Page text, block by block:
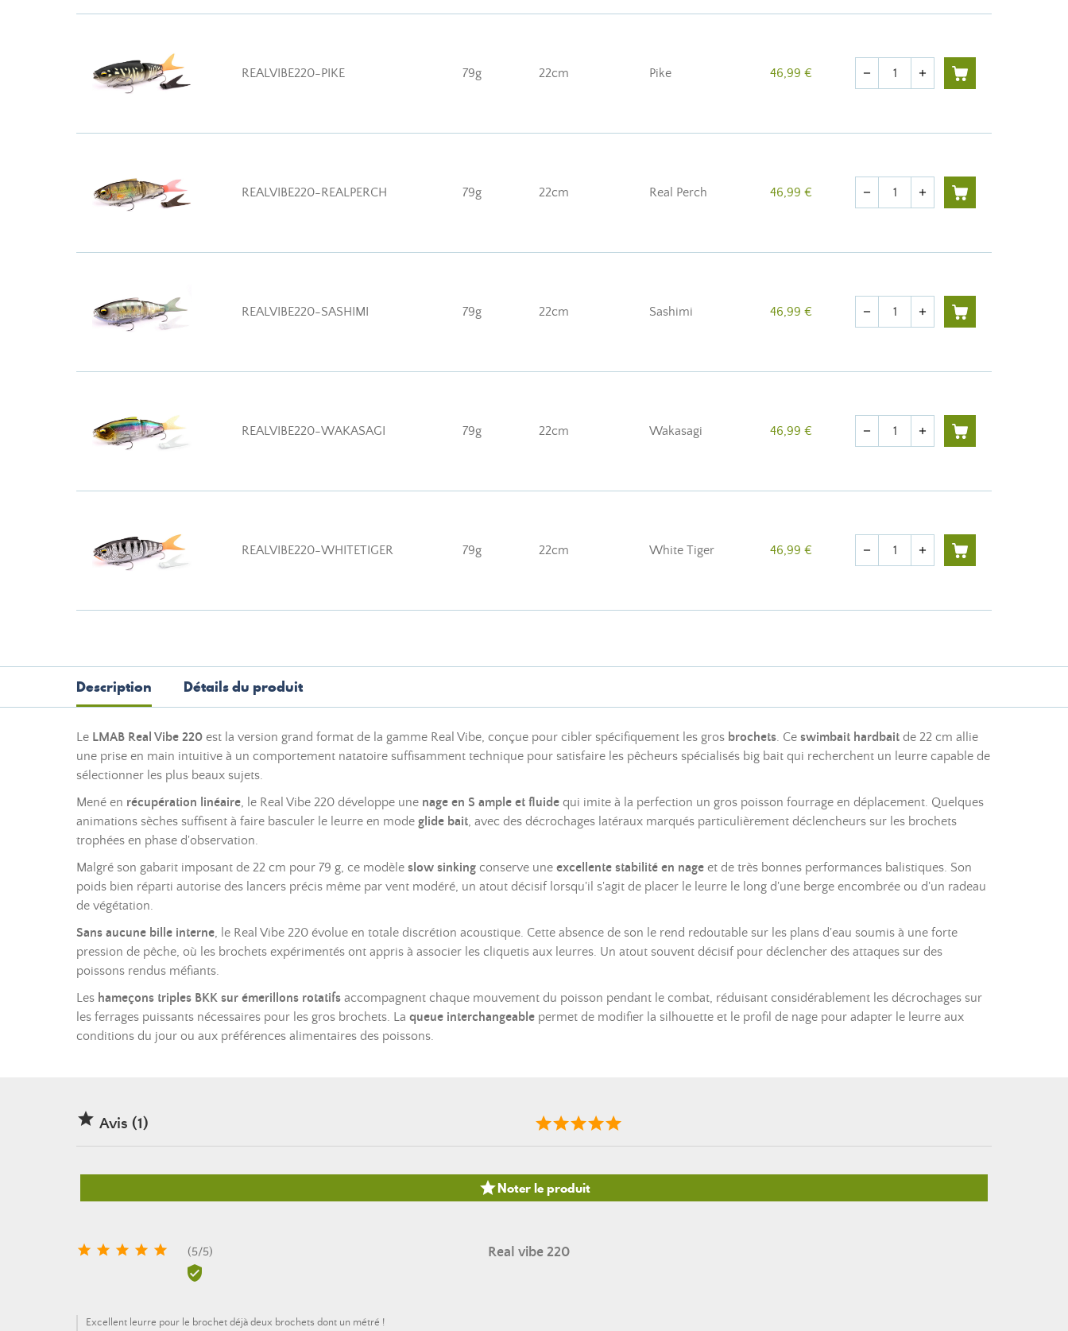
REALVIBE220-PIKE 79g 22cm Pike 46,99 € Quantité
remove add
REALVIBE220-REALPERCH 79g 22cm Real Perch 46,99 € Quantité
remove add
REALVIBE220-SASHIMI 79g 22cm Sashimi 46,99 € Quantité
remove add
REALVIBE220-WAKASAGI 79g 22cm Wakasagi 46,99 € Quantité
remove add
REALVIBE220-WHITETIGER 79g 22cm White Tiger 46,99 € Quantité
remove add
Description Détails du produit
Le LMAB Real Vibe 220 est la version grand format de la gamme Real Vibe, conçue pour cibler spécifiquement les gros brochets. Ce swimbait hardbait de 22 cm allie
une prise en main intuitive à un comportement natatoire suffisamment technique pour satisfaire les pêcheurs spécialisés big bait qui recherchent un leurre capable de
sélectionner les plus beaux sujets.
Mené en récupération linéaire, le Real Vibe 220 développe une nage en S ample et fluide qui imite à la perfection un gros poisson fourrage en déplacement. Quelques
animations sèches suffisent à faire basculer le leurre en mode glide bait, avec des décrochages latéraux marqués particulièrement déclencheurs sur les brochets
trophées en phase d'observation.
Malgré son gabarit imposant de 22 cm pour 79 g, ce modèle slow sinking conserve une excellente stabilité en nage et de très bonnes performances balistiques. Son
poids bien réparti autorise des lancers précis même par vent modéré, un atout décisif lorsqu'il s'agit de placer le leurre le long d'une berge encombrée ou d'un radeau
de végétation.
Sans aucune bille interne, le Real Vibe 220 évolue en totale discrétion acoustique. Cette absence de son le rend redoutable sur les plans d'eau soumis à une forte
pression de pêche, où les brochets expérimentés ont appris à associer les cliquetis aux leurres. Un atout souvent décisif pour déclencher des attaques sur des
poissons rendus méfiants.
Les hameçons triples BKK sur émerillons rotatifs accompagnent chaque mouvement du poisson pendant le combat, réduisant considérablement les décrochages sur
les ferrages puissants nécessaires pour les gros brochets. La queue interchangeable permet de modifier la silhouette et le profil de nage pour adapter le leurre aux
conditions du jour ou aux préférences alimentaires des poissons.
 Avis (1)
Noter le produit
     (5/5) Real vibe 220

Excellent leurre pour le brochet déjà deux brochets dont un métré !